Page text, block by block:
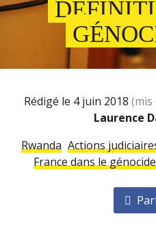
rédigé le 4 juin 2018 (mis
Laurence
Rwanda Actions
France dans le